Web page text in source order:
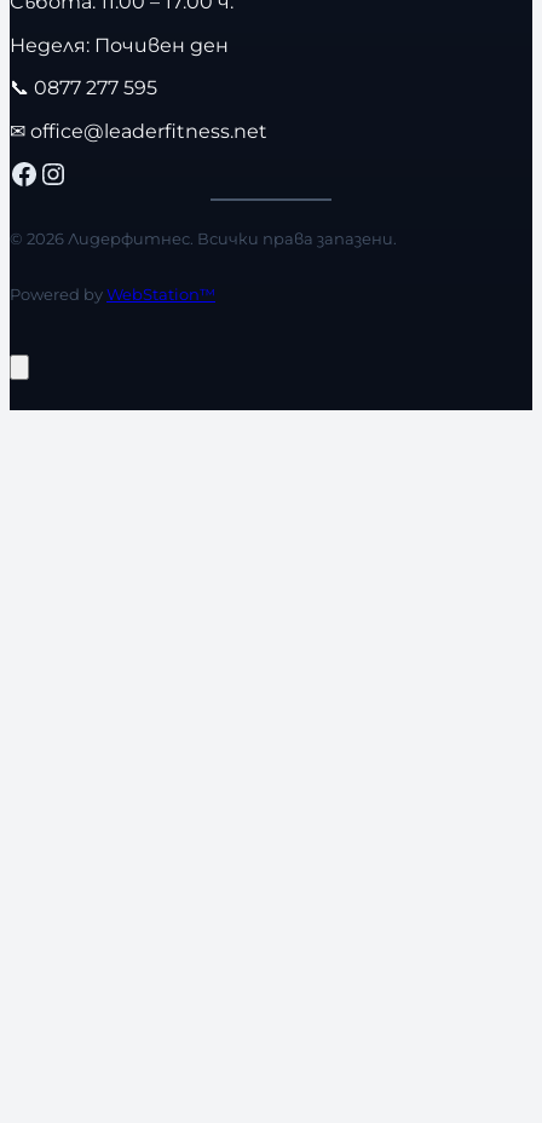
Неделя: Почивен ден
📞 0877 277 595
✉ office@leaderfitness.net
Facebook Instagram
© 2026 Лидерфитнес. Всички права запазени.
Powered byWebStation™